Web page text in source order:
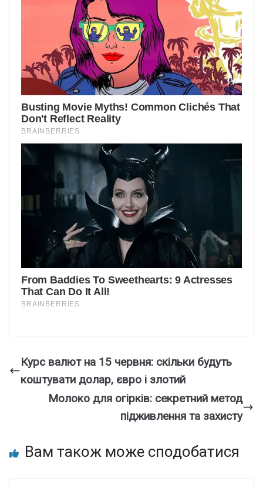
Курс валют на 15 червня: скільки будуть
коштувати долар, євро і злотий
Молоко для огірків: секретний метод
підживлення та захисту
Вам також може сподобатися